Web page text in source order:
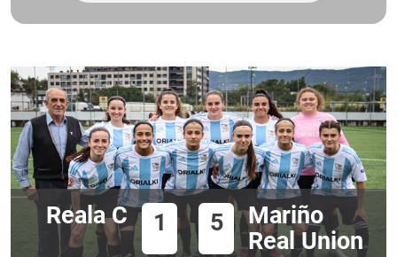
Reala C 1 5
Mariño
Real Union